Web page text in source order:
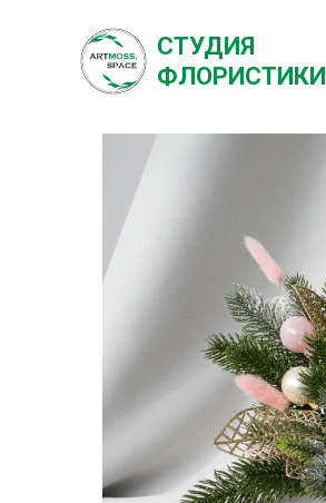
СТУДИЯ
ФЛОРИСТИКИ